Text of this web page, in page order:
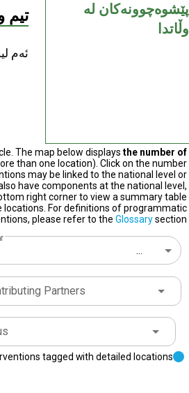
پێشوەچوونەکان لە
وڵاتدا
تیم
ئەم
The map below displays the number of
than one location). Click on the number
may be linked to the national level or
have components at the national level,
right corner to view a summary table
For definitions of programmatic
please refer to the Glossarysection.
...
Partners
tagged with detailed locations